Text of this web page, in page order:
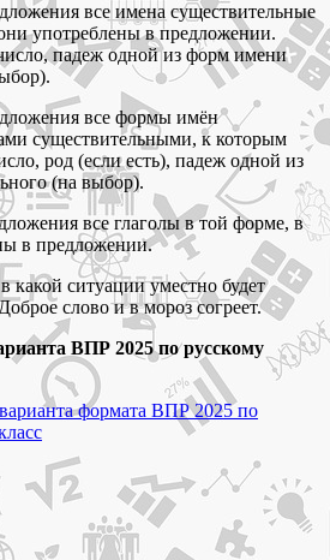
все имена существительные
употреблены в предложении.
падеж одной из форм имени
все формы имён
существительными, к которым
род (если есть), падеж одной из
(на выбор).
все глаголы в той форме, в
в предложении.
ситуации уместно будет
слово и в мороз согреет.
ВПР 2025 по русскому
формата ВПР 2025 по